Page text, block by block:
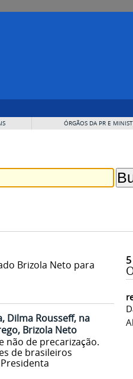
ÓRGÃOS DA PR E
5
Brizola Neto para
Dilma Rousseff, na
Brizola Neto
não de precarização.
de brasileiros